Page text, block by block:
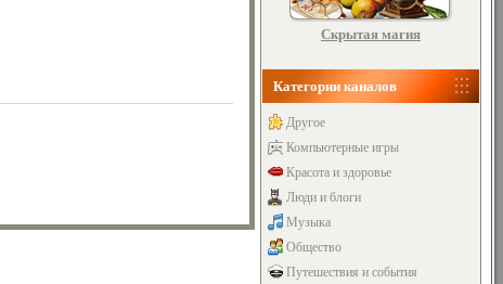
Скрытая магия
Категории каналов
Другое
Компьютерные игры
Красота и здоровье
Люди и блоги
Музыка
Общество
Путешествия и события